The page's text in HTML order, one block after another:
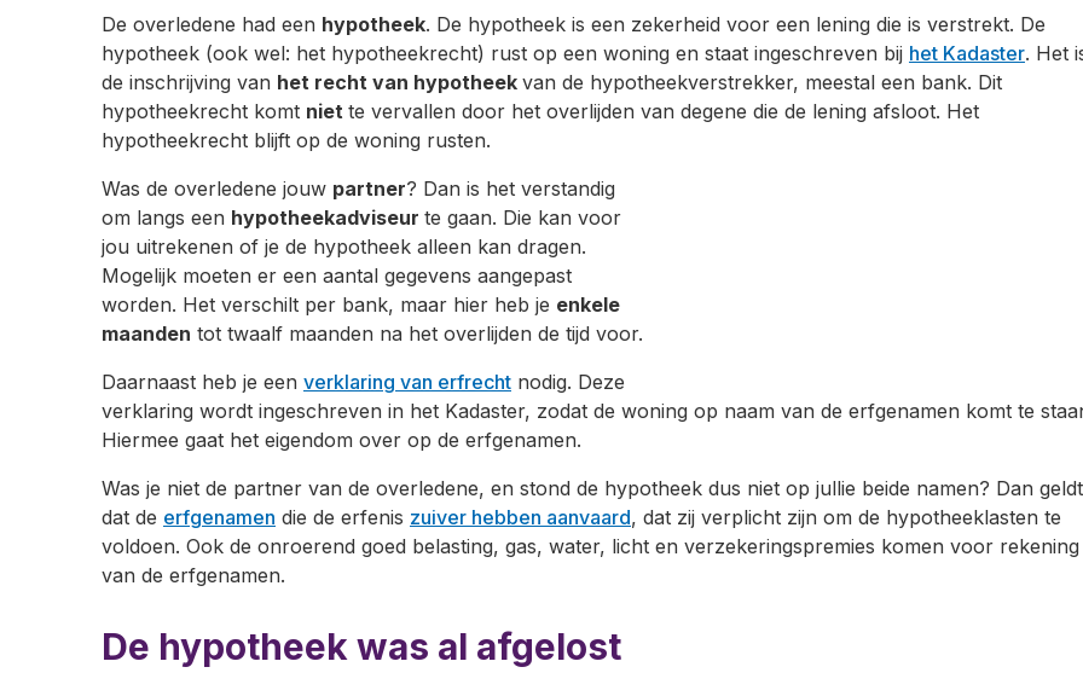
De overledene had een hypotheek. De hypotheek is een zekerheid voor een lening die is verstrekt. De
hypotheek (ook wel: het hypotheekrecht) rust op een woning en staat ingeschreven bij het Kadaster. Het
de inschrijving van het recht van hypotheek van de hypotheekverstrekker, meestal een bank. Dit
hypotheekrecht komt niet te vervallen door het overlijden van degene die de lening afsloot. Het
hypotheekrecht blijft op de woning rusten.
Was de overledene jouw partner? Dan is het verstandig
om langs een hypotheekadviseur te gaan. Die kan voor
jou uitrekenen of je de hypotheek alleen kan dragen.
Mogelijk moeten er een aantal gegevens aangepast
worden. Het verschilt per bank, maar hier heb je enkele
maanden tot twaalf maanden na het overlijden de tijd voor.
Daarnaast heb je een verklaring van erfrecht nodig. Deze
verklaring wordt ingeschreven in het Kadaster, zodat de woning op naam van de erfgenamen komt te
Hiermee gaat het eigendom over op de erfgenamen.
Was je niet de partner van de overledene, en stond de hypotheek dus niet op jullie beide namen? Dan geldt
dat de erfgenamen die de erfenis zuiver hebben aanvaard, dat zij verplicht zijn om de hypotheeklasten te
voldoen. Ook de onroerend goed belasting, gas, water, licht en verzekeringspremies komen voor rekening
van de erfgenamen.
De hypotheek was al afgelost